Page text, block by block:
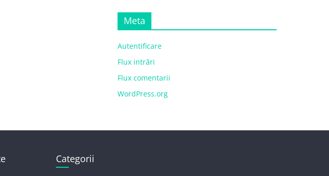
Meta
Autentificare
Flux intrări
Flux comentarii
WordPress.org
Categorii